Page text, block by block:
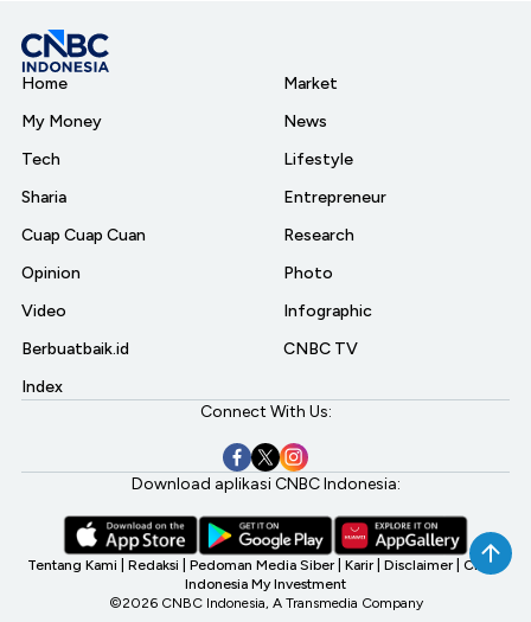
Home
My Money
Tech
Sharia
Cuap Cuap Cuan
Opinion
Video
Berbuatbaik.id
Index
Market
News
Lifestyle
Entrepreneur
Research
Photo
Infographic
CNBC TV
Connect With Us:
Download aplikasi CNBC Indonesia:
Tentang Kami Redaksi Pedoman Media Siber Karir Disclaimer CNBC
Indonesia My Investment
©2026 CNBC Indonesia, A Transmedia Company